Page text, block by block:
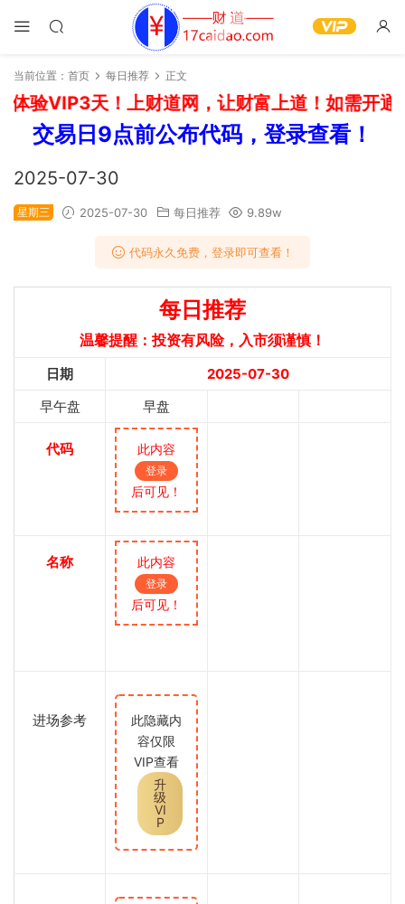
当前位置： 首页 每日推荐 正文
验VIP3天！上财道网，让财富上道！如需开通
交易日9点前公布代码，登录查看！
2025-07-30
星期三 2025-07-30 每日推荐 9.89w
代码永久免费，登录即可查看！
每日推荐
温馨提醒：投资有风险，入市须谨慎！
日期
2025-07-30
早午盘
早盘
代码 此内容
登录
后可见！
名称 此内容
登录
后可见！
进场参考
此隐藏内
容仅限
VIP查看
升
级
VI
P